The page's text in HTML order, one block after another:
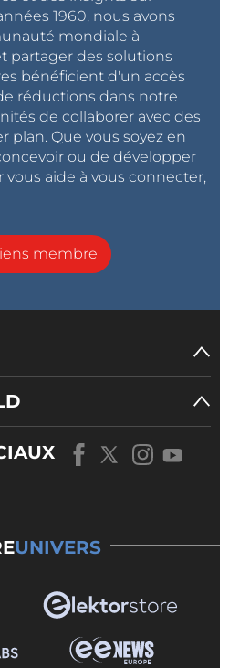
1960, nous avons
mondiale à
partager des solutions
bénéficient d'un accès
réductions dans notre
de collaborer avec des
plan. Que vous soyez en
ou de développer
aide à vous connecter,
membre
UNIVERS